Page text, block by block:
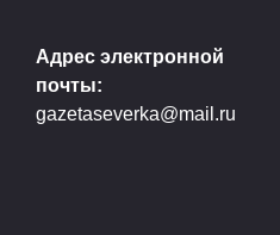
Адрес электронной
почты:
gazetaseverka@mail.ru